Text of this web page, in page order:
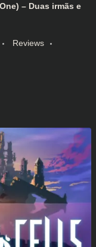
– Duas irmãs e
Reviews